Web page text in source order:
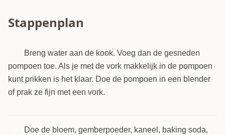
Stappenplan
Breng water aan de kook. Voeg dan de gesneden
pompoen toe. Als je met de vork makkelijk in de pompoen
kunt prikken is het klaar. Doe de pompoen in een blender
of prak ze fijn met een vork.
Doe de bloem, gemberpoeder, kaneel, baking soda,